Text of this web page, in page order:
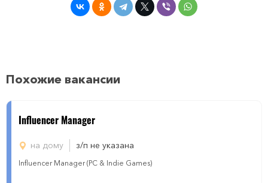
Похожие вакансии
Influencer Manager
на дому з/п не указана
Influencer Manager (PC & Indie Games)